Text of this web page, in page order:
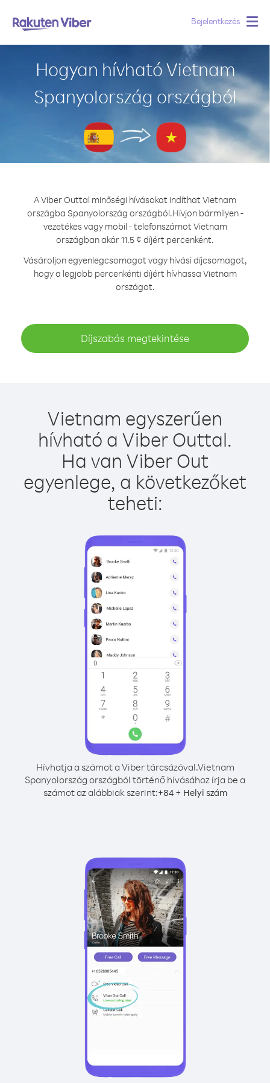
Bejelentkezés
Hogyan hívható Vietnam
Spanyolország országból
A Viber Outtal minőségi hívásokat indíthat Vietnam
országba Spanyolország országból.Hívjon bármilyen -
vezetékes vagy mobil - telefonszámot Vietnam
országban akár 11.5 ¢ díjért percenként.
Vásároljon egyenlegcsomagot vagy hívási díjcsomagot,
hogy a legjobb percenkénti díjért hívhassa Vietnam
országot.
Díjszabás megtekintése
Vietnam egyszerűen
hívható a Viber Outtal.
Ha van Viber Out
egyenlege, a következőket
teheti:
Hívhatja a számot a Viber tárcsázóval.Vietnam
Spanyolország országból történő hívásához írja be a
számot az alábbiak szerint:+84+ Helyi szám